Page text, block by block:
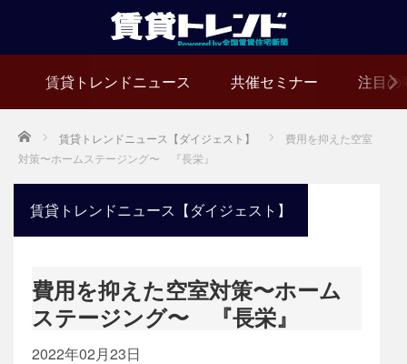
賃貸トレンドニュース 共催セミナー 注目の
Home 賃貸トレンドニュース【ダイジェスト】
費用を抑えた空室
対策〜ホームステージング〜 『長栄』
賃貸トレンドニュース【ダイジェスト】
費用を抑えた空室対策〜ホーム
ステージング〜 『長栄』
2022年02月23日